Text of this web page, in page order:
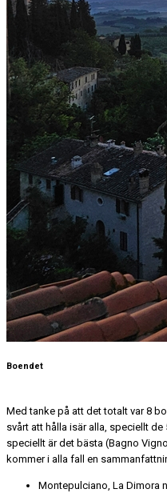
Boendet
Med tanke på att det totalt var 8
svårt att hålla isär alla, speciellt
speciellt är det bästa (Bagno
kommer i alla fall en
Montepulciano, La Dimora